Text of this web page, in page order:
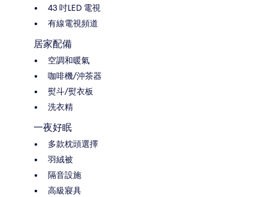
43 吋LED 電視
有線電視頻道
居家配備
空調和暖氣
咖啡機/沖茶器
熨斗/熨衣板
洗衣精
一夜好眠
多款枕頭選擇
羽絨被
隔音設施
高級寢具